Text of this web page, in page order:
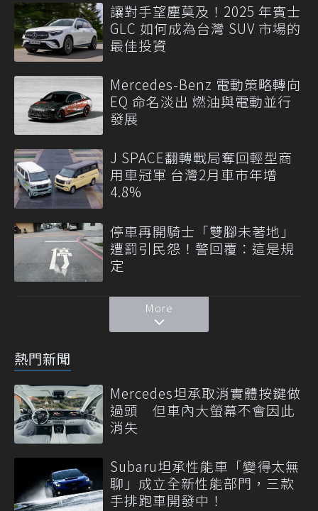
讓對手望塵莫及！2025 年賓士
GLC 如何成為台灣 SUV 市場的
最佳投資
Mercedes-Benz 電動策略轉向
EQ 命名淡出 燃油與電動並行
發展
J SPACE翻轉戰局奪回輕型商
用車冠軍 台灣2月車市年增
4.8%
停車再開騎士「雙腳未著地」
遭罰引民怨！警回覆：這是規
定
More
熱門新聞
Mercedes坦承取消實體按鍵做
過頭 但車內大螢幕不會因此
消失
Subaru坦承性能車「變得太無
聊」成立全新性能部門，三款
手排跑車開發中！